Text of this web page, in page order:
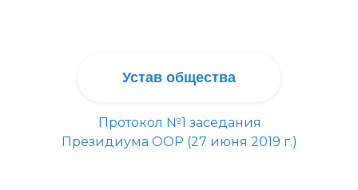
Устав общества
Протокол №1 заседания
Президиума ООР (27 июня 2019 г.)